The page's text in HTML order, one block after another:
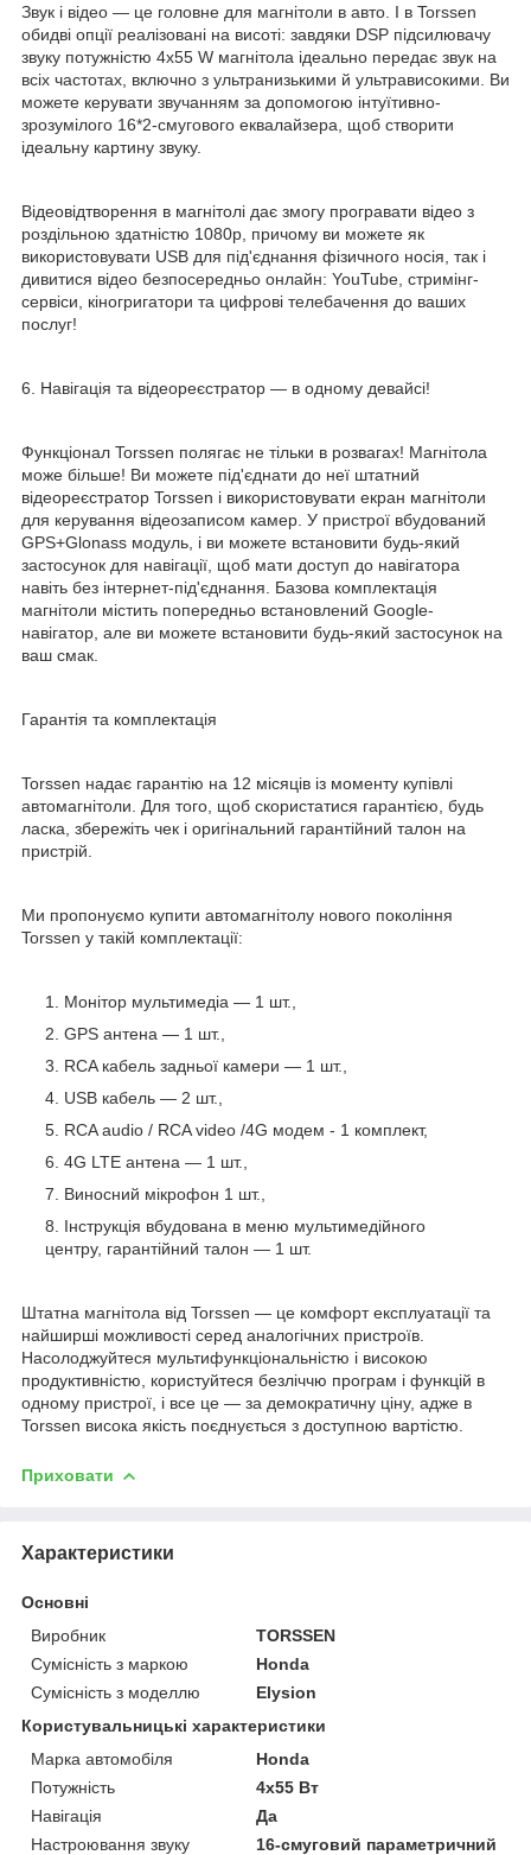
Звук і відео — це головне для магнітоли в авто. І в Torssen
обидві опції реалізовані на висоті: завдяки DSP підсилювачу
звуку потужністю 4х55 W магнітола ідеально передає звук на
всіх частотах, включно з ультранизькими й ультрависокими. Ви
можете керувати звучанням за допомогою інтуїтивно-
зрозумілого 16*2-смугового еквалайзера, щоб створити
ідеальну картину звуку.
Відеовідтворення в магнітолі дає змогу програвати відео з
роздільною здатністю 1080р, причому ви можете як
використовувати USB для під'єднання фізичного носія, так і
дивитися відео безпосередньо онлайн: YouTube, стримінг-
сервіси, кіногригатори та цифрові телебачення до ваших
послуг!
6. Навігація та відеореєстратор — в одному девайсі!
Функціонал Torssen полягає не тільки в розвагах! Магнітола
може більше! Ви можете під'єднати до неї штатний
відеореєстратор Torssen і використовувати екран магнітоли
для керування відеозаписом камер. У пристрої вбудований
GPS+Glonass модуль, і ви можете встановити будь-який
застосунок для навігації, щоб мати доступ до навігатора
навіть без інтернет-під'єднання. Базова комплектація
магнітоли містить попередньо встановлений Google-
навігатор, але ви можете встановити будь-який застосунок на
ваш смак.
Гарантія та комплектація
Torssen надає гарантію на 12 місяців із моменту купівлі
автомагнітоли. Для того, щоб скористатися гарантією, будь
ласка, збережіть чек і оригінальний гарантійний талон на
пристрій.
Ми пропонуємо купити автомагнітолу нового покоління
Torssen у такій комплектації:
Монітор мультимедіа — 1 шт.,
GPS антена — 1 шт.,
RCA кабель задньої камери — 1 шт.,
USB кабель — 2 шт.,
RCA audio / RCA video /4G модем - 1 комплект,
4G LTE антена — 1 шт.,
Виносний мікрофон 1 шт.,
Інструкція вбудована в меню мультимедійного
центру, гарантійний талон — 1 шт.
Штатна магнітола від Torssen — це комфорт експлуатації та
найширші можливості серед аналогічних пристроїв.
Насолоджуйтеся мультифункціональністю і високою
продуктивністю, користуйтеся безліччю програм і функцій в
одному пристрої, і все це — за демократичну ціну, адже в
Torssen висока якість поєднується з доступною вартістю.
Приховати
Характеристики
Основні
Виробник
TORSSEN
Сумісність з маркою
Honda
Сумісність з моделлю
Elysion
Користувальницькі характеристики
Марка автомобіля
Honda
Потужність
4х55 Вт
Навігація
Да
Настроювання звуку
16-смуговий параметричний